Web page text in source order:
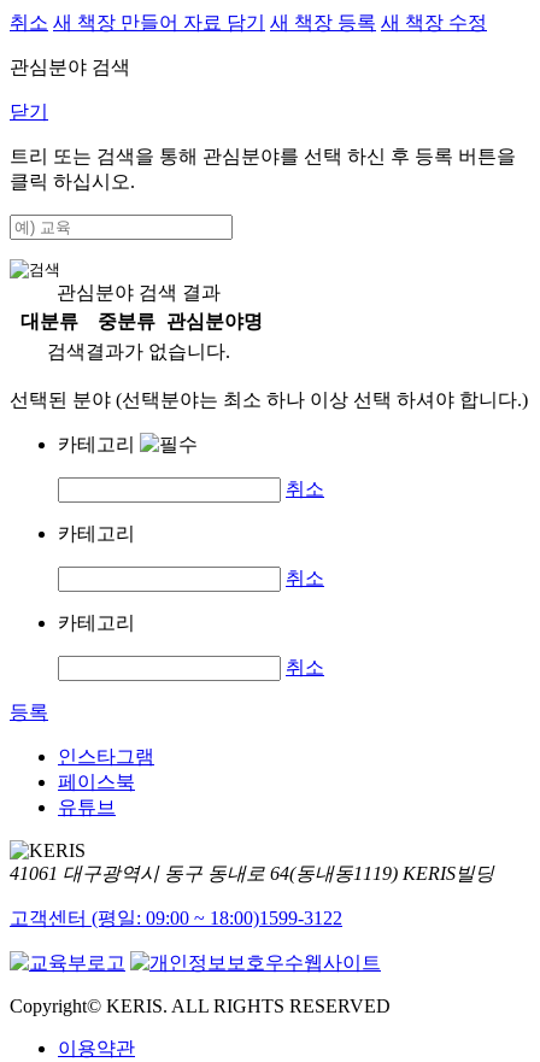
취소 새 책장 만들어 자료 담기 새 책장 등록 새 책장 수정
관심분야 검색
닫기
트리 또는 검색을 통해 관심분야를 선택 하신 후 등록 버튼을
클릭 하십시오.
관심분야 검색 결과
대분류
중분류
관심분야명
검색결과가 없습니다.
선택된 분야 (선택분야는 최소 하나 이상 선택 하셔야 합니다.)
카테고리
취소
카테고리
취소
카테고리
취소
등록
인스타그램
페이스북
유튜브
41061 대구광역시 동구 동내로 64(동내동1119) KERIS빌딩
고객센터 (평일: 09:00 ~ 18:00)1599-3122
Copyright© KERIS. ALL RIGHTS RESERVED
이용약관